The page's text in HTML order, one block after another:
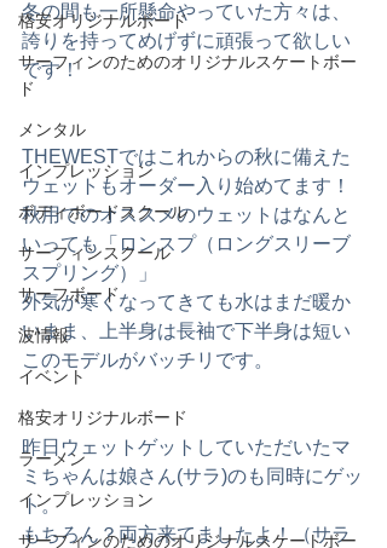
格安オリジナルボード
サーフィンのためのオリジナルスケートボー
ド
メンタル
インプレッション
ボディボードスクール
サーフィンスクール
サーフボード
波情報
イベント
格安オリジナルボード
ラーメン
インプレッション
サーフィンのためのオリジナルスケートボー
冬の間も一所懸命やっていた方々は、
誇りを持ってめげずに頑張って欲しい
です！
THEWESTではこれからの秋に備えた
ウェットもオーダー入り始めてます！
秋用でのオススメのウェットはなんと
いっても「ロンスプ（ロングスリーブ
スプリング）」
外気が寒くなってきても水はまだ暖か
いまま、上半身は長袖で下半身は短い
このモデルがバッチリです。
昨日ウェットゲットしていただいたマ
ミちゃんは娘さん(サラ)のも同時にゲッ
ト。
もちろん？両方来てましたよ！（サラ